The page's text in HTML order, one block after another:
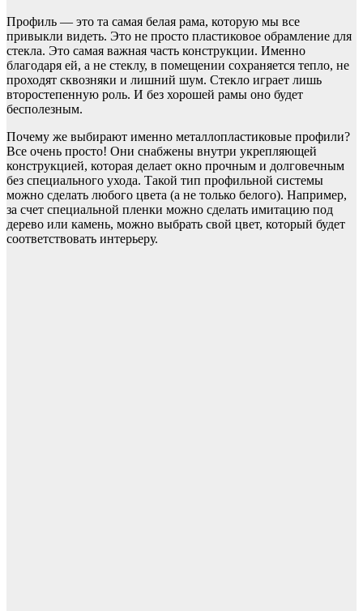
Профиль — это та самая белая рама, которую мы все
привыкли видеть. Это не просто пластиковое обрамление для
стекла. Это самая важная часть конструкции. Именно
благодаря ей, а не стеклу, в помещении сохраняется тепло, не
проходят сквозняки и лишний шум. Стекло играет лишь
второстепенную роль. И без хорошей рамы оно будет
бесполезным.
Почему же выбирают именно металлопластиковые профили?
Все очень просто! Они снабжены внутри укрепляющей
конструкцией, которая делает окно прочным и долговечным
без специального ухода. Такой тип профильной системы
можно сделать любого цвета (а не только белого). Например,
за счет специальной пленки можно сделать имитацию под
дерево или камень, можно выбрать свой цвет, который будет
соответствовать интерьеру.